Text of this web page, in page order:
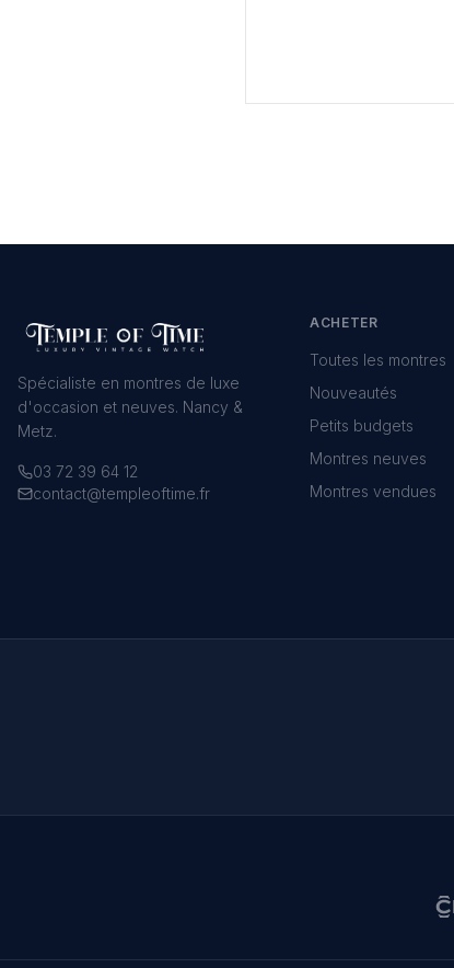
Spécialiste en montres de luxe
d'occasion et neuves. Nancy &
Metz.
03 72 39 64 12
contact@templeoftime.fr
ACHETER
Toutes les montres
Nouveautés
Petits budgets
Montres neuves
Montres vendues